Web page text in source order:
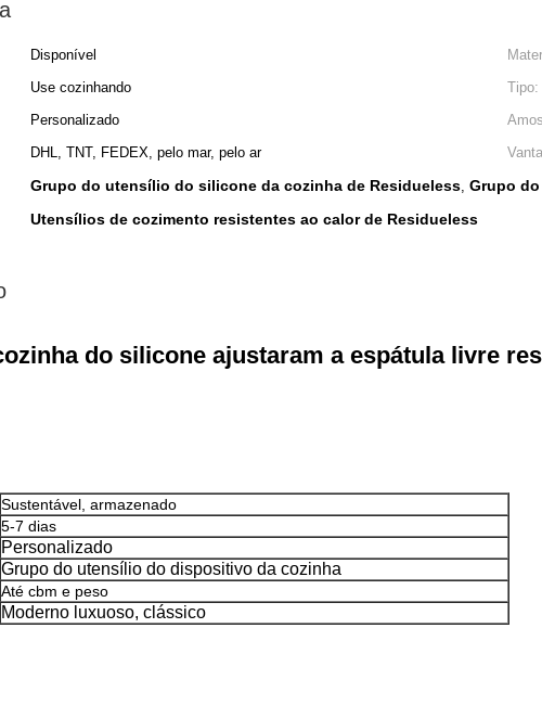
Disponível
Use cozinhando Tipo:
Personalizado
DHL, TNT, FEDEX, pelo mar, pelo ar
Grupo do utensílio do silicone da cozinha de Residueless, Grupo
Utensílios de cozimento resistentes ao calor de Residueless
do silicone ajustaram a espátula livre
Sustentável, armazenado
5-7 dias
Personalizado
Grupo do utensílio do dispositivo da cozinha
Até cbm e peso
Moderno luxuoso, clássico